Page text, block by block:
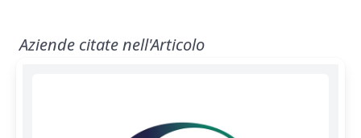
Aziende citate nell'Articolo